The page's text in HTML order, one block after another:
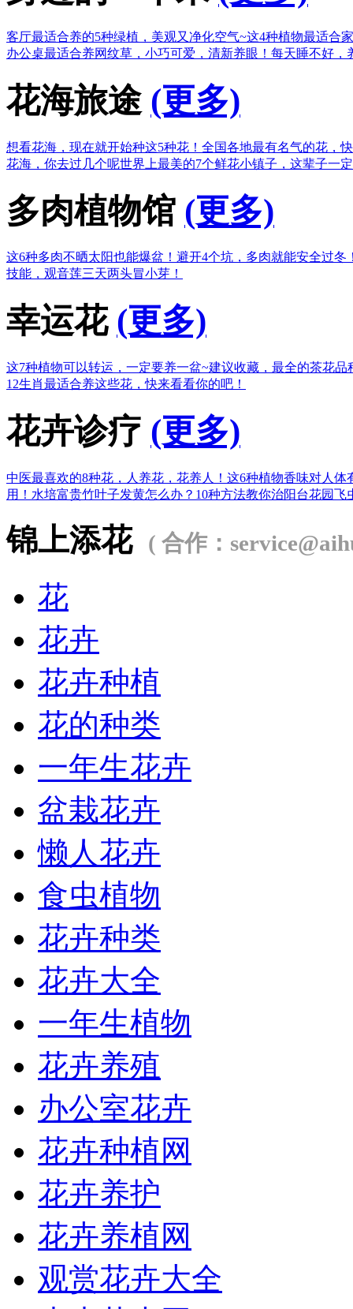
客厅最适合养的5种绿植，美观又净化空气~这4种植物最适合
办公桌最适合养网纹草，小巧可爱，清新养眼！ 每天睡不好，
花海旅途 (更多)
想看花海，现在就开始种这5种花！ 全国各地最有名气的花，
花海，你去过几个呢世界上最美的7个鲜花小镇子，这辈子一
多肉植物馆 (更多)
这6种多肉不晒太阳也能爆盆！ 避开4个坑，多肉就能安全过冬
技能，观音莲三天两头冒小芽！
幸运花 (更多)
这7种植物可以转运，一定要养一盆~建议收藏，最全的茶花品
12生肖最适合养这些花，快来看看你的吧！
花卉诊疗 (更多)
中医最喜欢的8种花，人养花，花养人！ 这6种植物香味对人体
用！ 水培富贵竹叶子发黄怎么办？ 10种方法教你治阳台花园飞
锦上添花 ( 合作：
花
花卉
花卉种植
花的种类
一年生花卉
盆栽花卉
懒人花卉
食虫植物
花卉种类
花卉大全
一年生植物
花卉养殖
办公室花卉
花卉种植网
花卉养护
花卉养植网
观赏花卉大全